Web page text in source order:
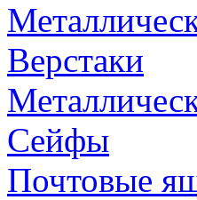
Верстаки
Сейфы
Почтовые